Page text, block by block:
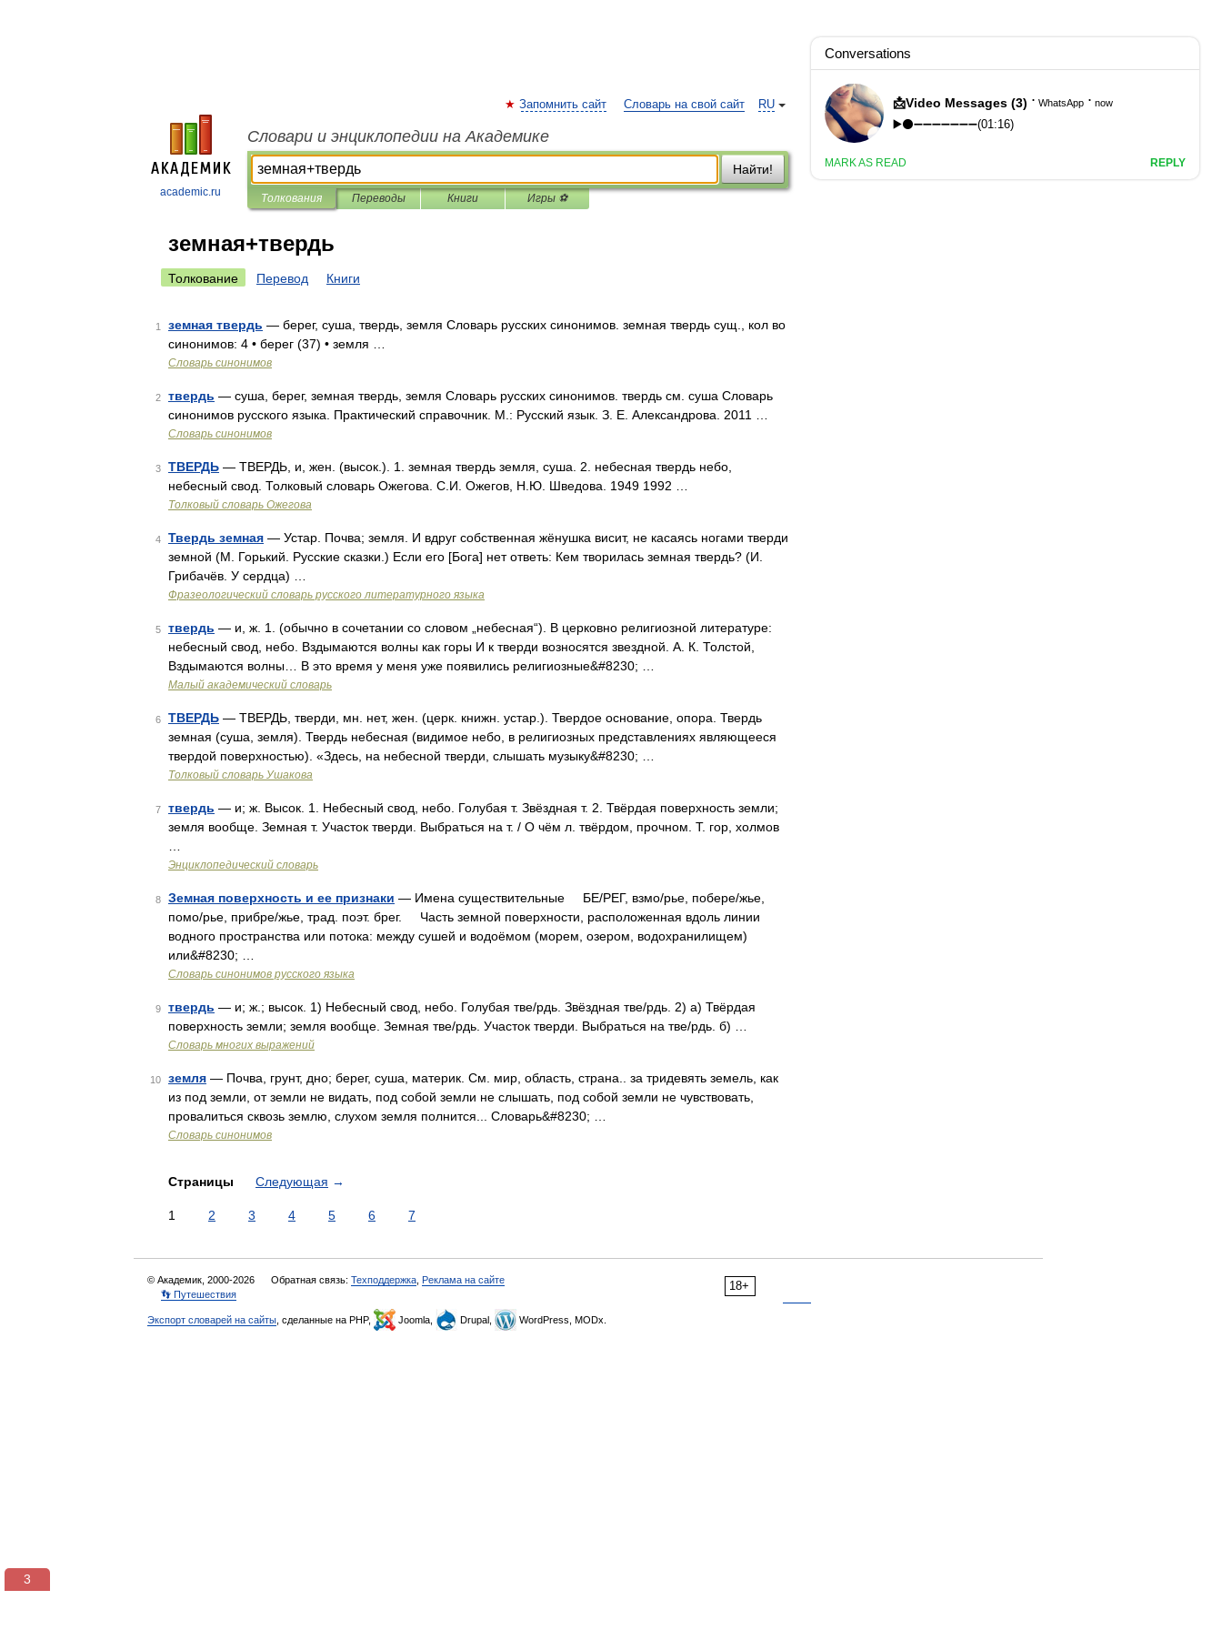
academic.ru
RU
Запомнить сайт Словарь на свой сайт
Словари и энциклопедии на Академике
Найти!
Толкования Переводы Книги Игры ⚽
земная+твердь
Толкование Перевод Книги
1 земная твердь — берег, суша, твердь, земля Словарь русских синонимов. земная твердь сущ., кол во
синонимов: 4 • берег (37) • земля …
Словарь синонимов
2 твердь — суша, берег, земная твердь, земля Словарь русских синонимов. твердь см. суша Словарь
синонимов русского языка. Практический справочник. М.: Русский язык. З. Е. Александрова. 2011 …
Словарь синонимов
3 ТВЕРДЬ — ТВЕРДЬ, и, жен. (высок.). 1. земная твердь земля, суша. 2. небесная твердь небо,
небесный свод. Толковый словарь Ожегова. С.И. Ожегов, Н.Ю. Шведова. 1949 1992 …
Толковый словарь Ожегова
4 Твердь земная — Устар. Почва; земля. И вдруг собственная жёнушка висит, не касаясь ногами тверди
земной (М. Горький. Русские сказки.) Если его [Бога] нет ответь: Кем творилась земная твердь? (И.
Грибачёв. У сердца) …
Фразеологический словарь русского литературного языка
5 твердь — и, ж. 1. (обычно в сочетании со словом „небесная“). В церковно религиозной литературе:
небесный свод, небо. Вздымаются волны как горы И к тверди возносятся звездной. А. К. Толстой,
Вздымаются волны… В это время у меня уже появились религиозные&#8230; …
Малый академический словарь
6 ТВЕРДЬ — ТВЕРДЬ, тверди, мн. нет, жен. (церк. книжн. устар.). Твердое основание, опора. Твердь
земная (суша, земля). Твердь небесная (видимое небо, в религиозных представлениях являющееся
твердой поверхностью). «Здесь, на небесной тверди, слышать музыку&#8230; …
Толковый словарь Ушакова
7 твердь — и; ж. Высок. 1. Небесный свод, небо. Голубая т. Звёздная т. 2. Твёрдая поверхность земли;
земля вообще. Земная т. Участок тверди. Выбраться на т. / О чём л. твёрдом, прочном. Т. гор, холмов
Энциклопедический словарь
8 Земная поверхность и ее признаки — Имена существительные БЕ/РЕГ, взмо/рье, побере/жье,
помо/рье, прибре/жье, трад. поэт. брег. Часть земной поверхности, расположенная вдоль линии
водного пространства или потока: между сушей и водоёмом (морем, озером, водохранилищем)
или&#8230; …
Словарь синонимов русского языка
9 твердь — и; ж.; высок. 1) Небесный свод, небо. Голубая тве/рдь. Звёздная тве/рдь. 2) а) Твёрдая
поверхность земли; земля вообще. Земная тве/рдь. Участок тверди. Выбраться на тве/рдь. б) …
Словарь многих выражений
10 земля — Почва, грунт, дно; берег, суша, материк. См. мир, область, страна.. за тридевять земель, как
из под земли, от земли не видать, под собой земли не слышать, под собой земли не чувствовать,
провалиться сквозь землю, слухом земля полнится... Словарь&#8230; …
Словарь синонимов
Страницы Следующая →
1 2 3 4 5 6 7
18+
© Академик, 2000-2026 Обратная связь: Техподдержка Реклама на сайте
👣 Путешествия
Экспорт словарей на сайты , сделанные на PHP, Joomla, Drupal, WordPress, MODx.
2